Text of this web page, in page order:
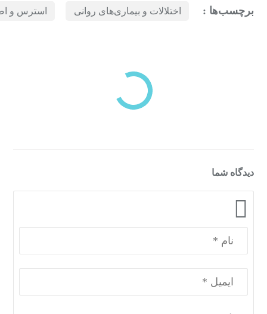
برچسب‌ها : اختلالات و بیماری‌های روانی استرس و
دسته‌بندی‌های منتخب برای شما
دیدگاه شما